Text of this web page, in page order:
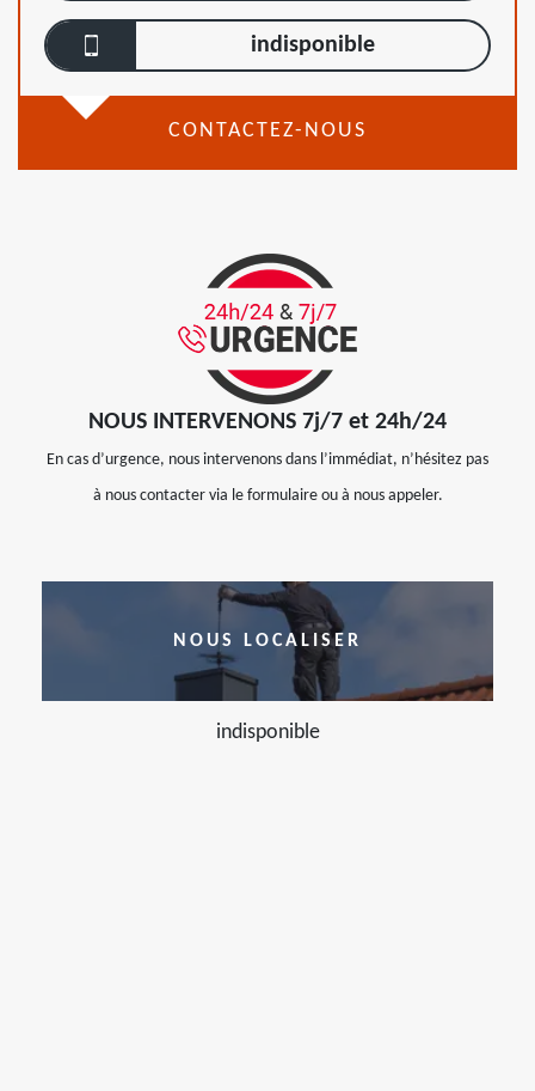
indisponible
CONTACTEZ-NOUS
NOUS INTERVENONS 7j/7 et 24h/24
En cas d’urgence, nous intervenons dans l’immédiat, n’hésitez pas
à nous contacter via le formulaire ou à nous appeler.
NOUS LOCALISER
indisponible